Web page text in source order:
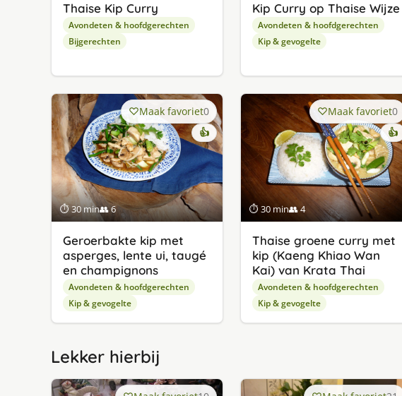
Thaise Kip Curry
Avondeten & hoofdgerechten
Bijgerechten
Kip Curry op Thaise Wijze
Avondeten & hoofdgerechten
Kip & gevogelte
⏱ 30 min👥 6
Maak favoriet0
👍
Geroerbakte kip met
asperges, lente ui, taugé
en champignons
Avondeten & hoofdgerechten
Kip & gevogelte
⏱ 30 min👥 4
Maak favoriet0
👍
Thaise groene curry met
kip (Kaeng Khiao Wan
Kai) van Krata Thai
Avondeten & hoofdgerechten
Kip & gevogelte
Lekker hierbij